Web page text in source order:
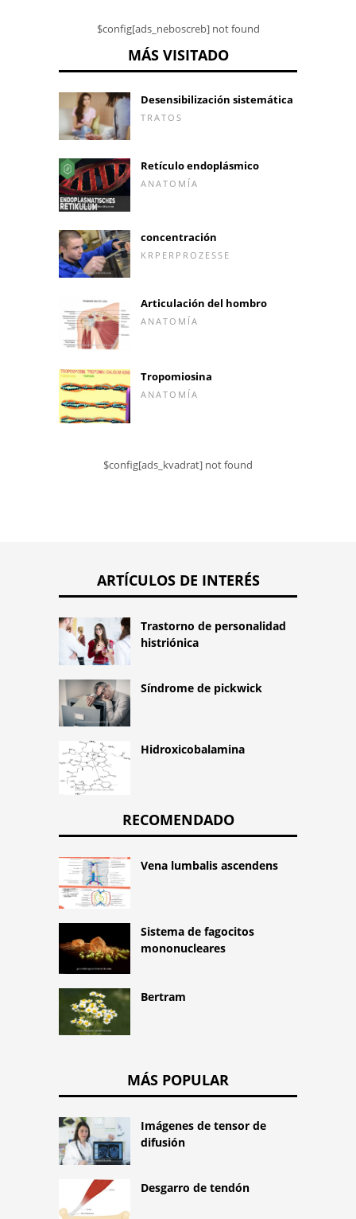
$config[ads_neboscreb] not found
MÁS VISITADO
Desensibilización sistemática
TRATOS
Retículo endoplásmico
ANATOMÍA
concentración
KRPERPROZESSE
Articulación del hombro
ANATOMÍA
Tropomiosina
ANATOMÍA
$config[ads_kvadrat] not found
ARTÍCULOS DE INTERÉS
Trastorno de personalidad
histriónica
Síndrome de pickwick
Hidroxicobalamina
RECOMENDADO
Vena lumbalis ascendens
Sistema de fagocitos
mononucleares
Bertram
MÁS POPULAR
Imágenes de tensor de
difusión
Desgarro de tendón